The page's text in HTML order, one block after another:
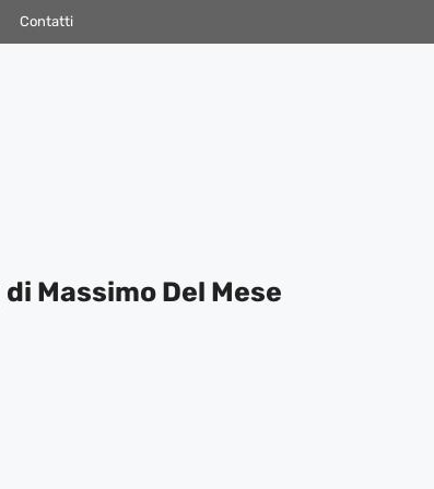
Contatti
Massimo Del Mese